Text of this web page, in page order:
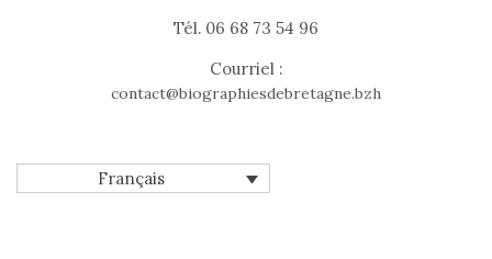
Tél. 06 68 73 54 96
Courriel :
contact@biographiesdebretagne.bzh
Français